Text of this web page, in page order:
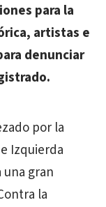
para la
artistas e
denunciar
por la
Izquierda
una gran
la